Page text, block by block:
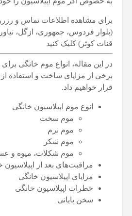
برای مشاهده اطلاعات تماس و
(بلوار فردوس، جمهوری، ازگل،
قنات کوثر) کلیک کنید
در این مقاله، انواع موم‌ خانگی
برخی از مزایای ساخت و استفاده
قرار خواهیم داد.
انوع موم اپیلاسیون خانگی
موم سخت
موم نرم
موم شکر
موم شکلات، میوه و
مراقبت‌های بعد از اپیلاسیون
مزایای اپیلاسیون خانگی
خطرات اپیلاسیون خانگی
سخن پایانی